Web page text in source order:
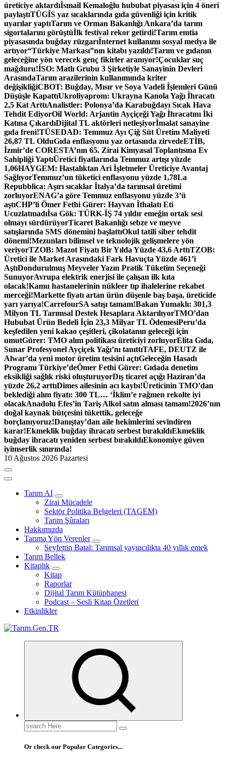
üreticiye aktardıİsmail Kemaloğlu hububat piyasası için 4 öneri
paylaştıTÜGİS yaz sıcaklarında gıda güvenliği için kritik
uyarılar yaptıTarım ve Orman Bakanlığı Ankara’da tarım
sigortalarını görüştüİlk festival rekor getirdi!Tarım emtia
piyasasında buğday rüzgarıİnternet kullanımı sosyal medya ile
artıyor“Türkiye Markası”nın kitabı yazıldı!Tarım ve gıdanın
geleceğine yön verecek genç fikirler aranıyor!Çocuklar suç
mağduru!İSO: Matlı Grubu 3 Şirketiyle Sanayinin Devleri
ArasındaTarım arazilerinin kullanımında kriter
değişikliğiCBOT: Buğday, Mısır ve Soya Vadeli İşlemleri Günü
Düşüşle KapattıUkroliyaprom: Ukrayna Kanola Yağı İhracatı
2,5 Kat ArttıAnalistler: Polonya’da Karabuğdayı Sıcak Hava
Tehdit EdiyorOil World: Arjantin Ayçiçeği Yağı İhracatını İki
Katına ÇıkardıDijital TL aktörleri netleşiyorİmalat sanayine
gıda freni!TÜSEDAD: Temmuz Ayı Çiğ Süt Üretim Maliyeti
26,87 TL OlduGıda enflasyonu yaz ortasında zirvedeETİB,
İzmir’de CORESTA’nın 65. Zirai Kimyasal Toplantısına Ev
Sahipliği YaptıÜretici fiyatlarında Temmuz artışı yüzde
1,06HAYGEM: Hastalıktan Ari İşletmeler Üreticiye Avantaj
SağlıyorTemmuz’un tüketici enflasyonu yüzde 1,78La
Repubblica: Aşırı sıcaklar İtalya’da tarımsal üretimi
zorluyorENAG’a göre Temmuz enflasyonu yüzde 3’ü
aştıCHP’li Ömer Fethi Gürer: Hayvan İthalatı Eti
Ucuzlatmadıİsa Gök: TÜRK-İŞ 74 yıldır emeğin ortak sesi
olmayı sürdürüyorTicaret Bakanlığı sebze ve meyve
satışlarında SMS dönemini başlattıOkul tatili siber tehdit
dönemi!Mezunları bilimsel ve teknolojik gelişmelere yön
veriyorTZOB: Mazot Fiyatı Bir Yılda Yüzde 43,6 ArttıTZOB:
Üretici ile Market Arasındaki Fark Havuçta Yüzde 461’i
AştıDondurulmuş Meyveler Yazın Pratik Tüketim Seçeneği
SunuyorAvrupa elektrik enerjisi ile çalışan ilk kıta
olacak!Kamu hastanelerinin nükleer tıp ihalelerine rekabet
merceği!Markette fiyatı artan ürün düşenle baş başa, üreticide
yarı yarıya!CarrefourSA satışı tamam!Bakan Yumaklı: 301,3
Milyon TL Tarımsal Destek Hesaplara AktarılıyorTMO’dan
Hububat Ürün Bedeli İçin 23,3 Milyar TL ÖdemesiPeru’da
keşfedilen yeni kakao çeşitleri, çikolatanın geleceği için
umutGürer: TMO alım politikası üreticiyi zorluyorElita Gıda,
Sunar Profesyonel Ayçiçek Yağı’nı tanıttıTAFE, DEUTZ ile
Alwar’da yeni motor üretim tesisini açtıGeleceğin Hasadı
Programı Türkiye’deÖmer Fethi Gürer: Gıdada denetim
eksikliği sağlık riski oluşturuyorDış ticaret açığı Haziran’da
yüzde 26,2 arttıDimes ailesinin acı kaybı!Üreticinin TMO’dan
beklediği alım fiyatı: 300 TL… ‘İklim’e rağmen rekolte iyi
olacakAnadolu Efes’in Tariş Alkol satın alması tamam!2026’nın
doğal kaynak bütçesini tükettik, geleceğe
borçlanıyoruz!Danıştay’dan aile hekimlerini sevindiren
karar!Ekmeklik buğday ihracatı serbest bırakıldıEkmeklik
buğday ihracatı yeniden serbest bırakıldıEkonomiye güven
iyimserlik sınırında!
10 Ağustos 2026 Pazartesi
Tarım AI
Zirai Mücadele
Sektör Politika Belgeleri (TAGEM)
Tarım Şûraları
Hakkımızda
Tarıma Yön Verenler
Seyfettin Batal: Tarımsal yayıncılıkta 40 yıllık emek
Tarım Bellek
Kitaplık
Kitap
Raporlar
Dijital Tarım Kütüphanesi
Podcast – Sesli Kitap Özetleri
Etkinlikler
Türk Tarımının İnternetteki Adresi
Search
for:
Or check our Popular Categories...